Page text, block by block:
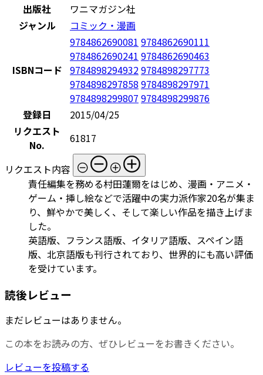
出版社
ワニマガジン社
ジャンル
コミック・漫画
ISBNコード
9784862690081 9784862690111
9784862690241 9784862690463
97848982949329784898297773
9784898297858 9784898297971
9784898299807 9784898299876
登録日
2015/04/25
リクエスト
No.
61817
リクエスト内容
責任編集を務める村田蓮爾をはじめ、漫画・アニメ・
ゲーム・挿し絵などで活躍中の実力派作家20名が集ま
り、鮮やかで美しく、そして楽しい作品を描き上げま
した。
英語版、フランス語版、イタリア語版、スペイン語
版、北京語版も刊行されており、世界的にも高い評価
を受けています。
読後レビュー
まだレビューはありません。
この本をお読みの方、ぜひレビューをお書きください。
レビューを投稿する